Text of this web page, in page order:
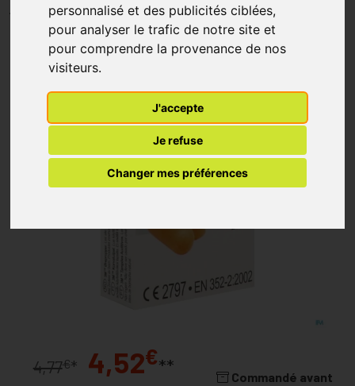
personnalisé et des publicités ciblées,
pour analyser le trafic de notre site et
pour comprendre la provenance de nos
visiteurs.
J'accepte
Je refuse
Changer mes préférences
4,77€* 4,52€**
Commandé avant